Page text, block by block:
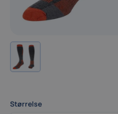
Størrelse